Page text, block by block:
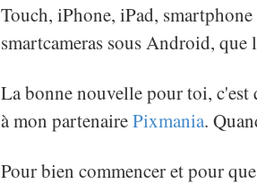
Touch, iPhone, iPad,
smartcameras sous Android,
La bonne nouvelle pour toi, c'est
à mon partenairePixmania.
Pour bien commencer et pour